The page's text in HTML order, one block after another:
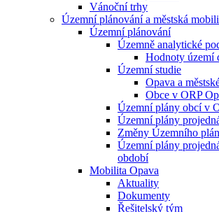
Vánoční trhy
Územní plánování a městská
Územní plánování
Územně analytické
Hodnoty území
Územní studie
Opava a
Obce v ORP
Územní plány obcí v
Územní plány
Změny Územního
Územní plány
období
Mobilita Opava
Aktuality
Dokumenty
Řešitelský tým